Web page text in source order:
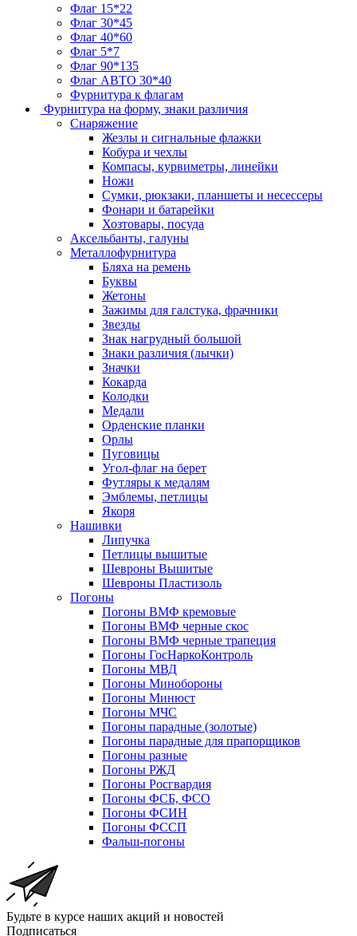
Флаг 15*22
Флаг 30*45
Флаг 40*60
Флаг 5*7
Флаг 90*135
Флаг АВТО 30*40
Фурнитура к флагам
Фурнитура на форму, знаки различия
Снаряжение
Жезлы и сигнальные флажки
Кобура и чехлы
Компасы, курвиметры, линейки
Ножи
Сумки, рюкзаки, планшеты и несессеры
Фонари и батарейки
Хозтовары, посуда
Аксельбанты, галуны
Металлофурнитура
Бляха на ремень
Буквы
Жетоны
Зажимы для галстука, фрачники
Звезды
Знак нагрудный большой
Знаки различия (лычки)
Значки
Кокарда
Колодки
Медали
Орденские планки
Орлы
Пуговицы
Угол-флаг на берет
Футляры к медалям
Эмблемы, петлицы
Якоря
Нашивки
Липучка
Петлицы вышитые
Шевроны Вышитые
Шевроны Пластизоль
Погоны
Погоны ВМФ кремовые
Погоны ВМФ черные скос
Погоны ВМФ черные трапеция
Погоны ГосНаркоКонтроль
Погоны МВД
Погоны Минобороны
Погоны Минюст
Погоны МЧС
Погоны парадные (золотые)
Погоны парадные для прапорщиков
Погоны разные
Погоны РЖД
Погоны Росгвардия
Погоны ФСБ, ФСО
Погоны ФСИН
Погоны ФССП
Фальш-погоны
Будьте в курсе наших акций и новостей
Подписаться